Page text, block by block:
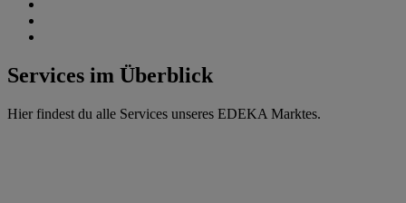
Services im Überblick
Hier findest du alle Services unseres EDEKA Marktes.